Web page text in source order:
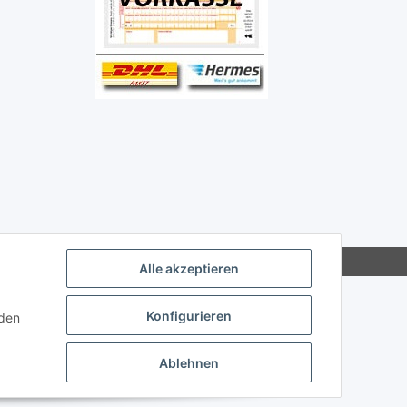
Alle akzeptieren
Konfigurieren
Ablehnen